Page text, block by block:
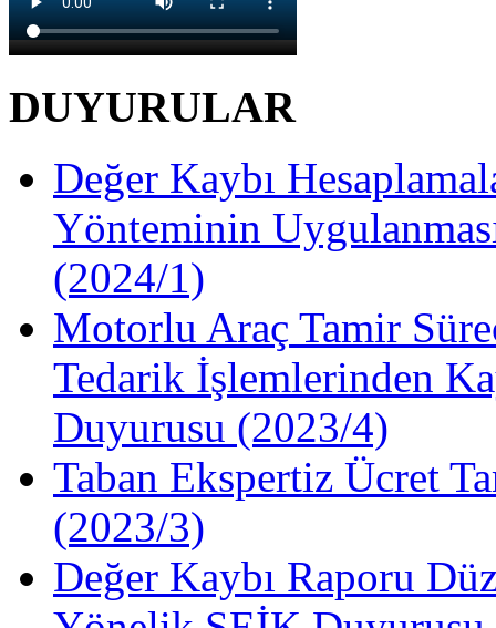
DUYURULAR
Değer Kaybı
Yönteminin
(2024/1)
Motorlu Araç Tamir
Tedarik İşlemlerinden
Duyurusu (2023/4)
Taban Ekspertiz Ücret
(2023/3)
Değer Kaybı Raporu